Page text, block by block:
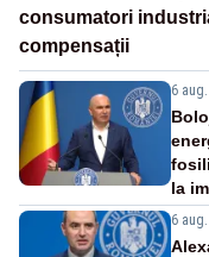
consumatori
compensații
6
la
6